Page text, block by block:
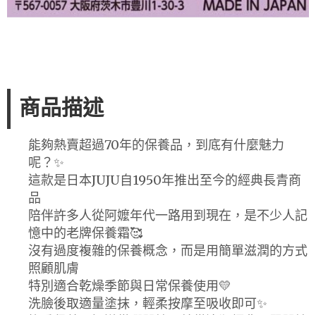
商品描述
能夠熱賣超過70年的保養品，到底有什麼魅力
呢？✨
這款是日本JUJU自1950年推出至今的經典長青商
品
陪伴許多人從阿嬤年代一路用到現在，是不少人記
憶中的老牌保養霜🥰
沒有過度複雜的保養概念，而是用簡單滋潤的方式
照顧肌膚
特別適合乾燥季節與日常保養使用💛
洗臉後取適量塗抹，輕柔按摩至吸收即可✨